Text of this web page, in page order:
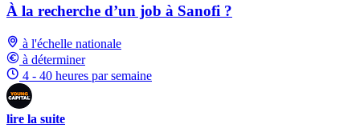
À la recherche d’un job à Sanofi ?
à l'échelle nationale
à déterminer
4 - 40 heures par semaine
lire la suite